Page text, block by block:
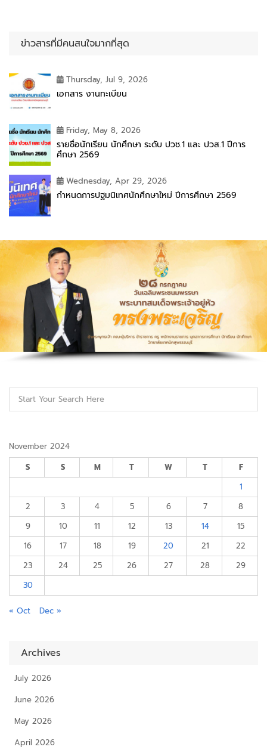
ข่าวสารที่มีคนสนใจมากที่สุด
Thursday, Jul 9, 2026
เอกสาร งานทะเบียน
Friday, May 8, 2026
รายชื่อนักเรียน นักศึกษา ระดับ ปวช.1 และ ปวส.1 ปีการ
ศึกษา 2569
Wednesday, Apr 29, 2026
กำหนดการปฐมนิเทศนักศึกษาใหม่ ปีการศึกษา 2569
November 2024
S
S M T W T
F
1
2
3 4 5 6 7
8
9
10 11 12 13 14
15
16
17 18 19 20 21
22
23
24 25 26 27 28
29
30
« Oct Dec »
Archives
July 2026
June 2026
May 2026
April 2026